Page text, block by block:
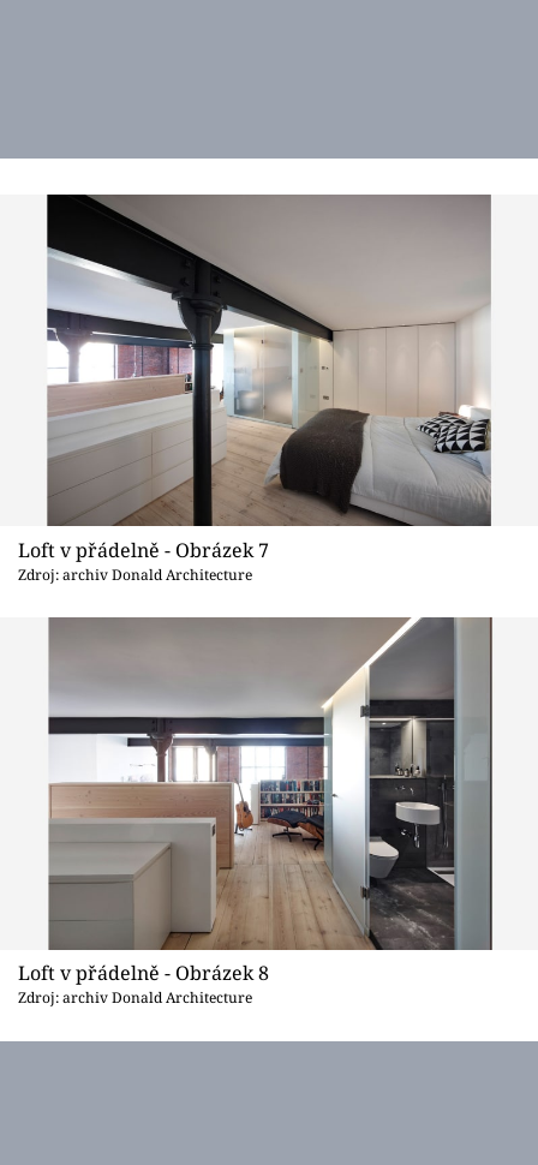
Loft v přádelně - Obrázek 7
Zdroj: archiv Donald Architecture
Loft v přádelně - Obrázek 8
Zdroj: archiv Donald Architecture